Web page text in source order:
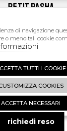
PETIT PASHA
EXTRA
Powered
Zucchetti
richiedi reso
di navigazione
o meno tali cookie
TUTTI I COOKIE
COOKIES
ACCETTA NECESSARI